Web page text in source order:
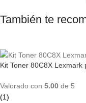
También te
Kit Toner 80C8X
Valorado con 5.00 de 5
(1)